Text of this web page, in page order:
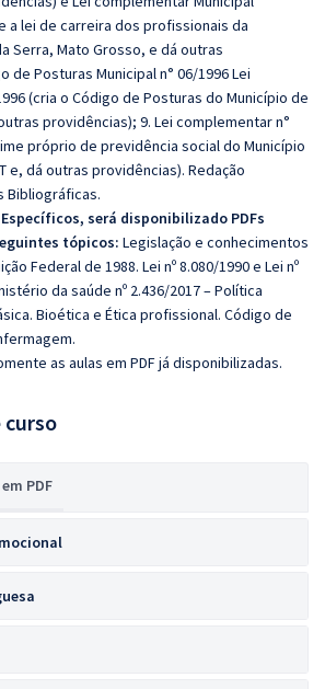
a lei de carreira dos profissionais da
Serra, Mato Grosso, e dá outras
de Posturas Municipal n° 06/1996 Lei
(cria o Código de Posturas do Município de
providências); 9. Lei complementar n°
próprio de previdência social do Município
e, dá outras providências). Redação
Bibliográficas.
será disponibilizado PDFs
tópicos: Legislação e conhecimentos
Federal de 1988. Lei nº 8.080/1990 e Lei nº
da saúde nº 2.436/2017 – Política
Bioética e Ética profissional. Código de
as aulas em PDF já disponibilizadas.
curso
PDF